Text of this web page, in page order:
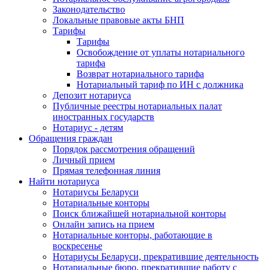
Законодательство
Локальные правовые акты БНП
Тарифы
Тарифы
Освобождение от уплаты нотариального
тарифа
Возврат нотариального тарифа
Нотариальный тариф по ИН с должника
Депозит нотариуса
Публичные реестры нотариальных палат
иностранных государств
Нотариус - детям
Обращения граждан
Порядок рассмотрения обращений
Личный прием
Прямая телефонная линия
Найти нотариуса
Нотариусы Беларуси
Нотариальные конторы
Поиск ближайшей нотариальной конторы
Онлайн запись на прием
Нотариальные конторы, работающие в
воскресенье
Нотариусы Беларуси, прекратившие деятельность
Нотариальные бюро, прекратившие работу с